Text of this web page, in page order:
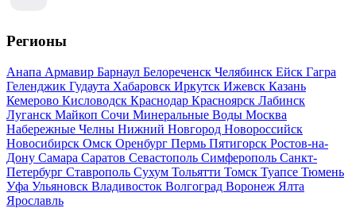
Регионы
Анапа Армавир Барнаул Белореченск Челябинск Ейск Гагра
Геленджик Гудаута Хабаровск Иркутск Ижевск Казань
Кемерово Кисловодск Краснодар Красноярск Лабинск
Луганск Майкоп Сочи Минеральные Воды Москва
Набережные Челны Нижний Новгород Новороссийск
Новосибирск Омск Оренбург Пермь Пятигорск Ростов-на-
Дону Самара Саратов Севастополь Симферополь Санкт-
Петербург Ставрополь Сухум Тольятти Томск Туапсе Тюмень
Уфа Ульяновск Владивосток Волгоград Воронеж Ялта
Ярославль